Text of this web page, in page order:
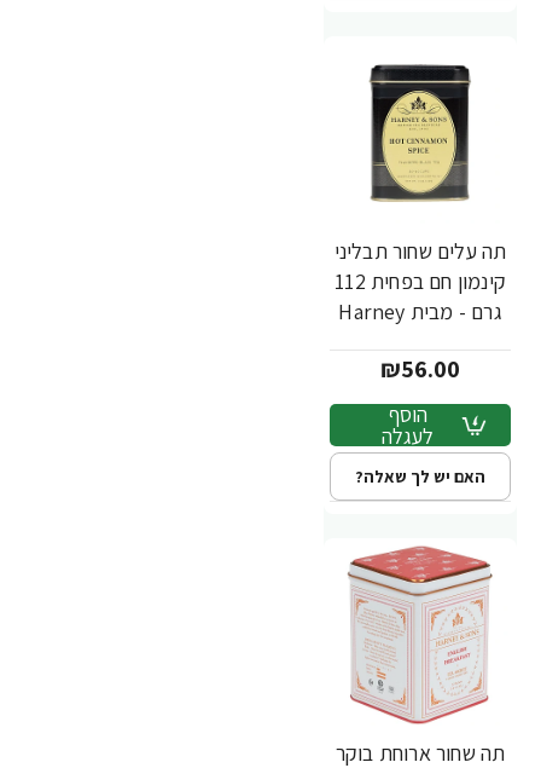
תה עלים שחור תבליני
קינמון חם בפחית 112
גרם - מבית Harney
₪56.00
הוסף
לעגלה
האם יש לך שאלה?
תה שחור ארוחת בוקר